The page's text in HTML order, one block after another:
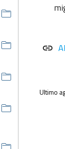
link
Ultimo